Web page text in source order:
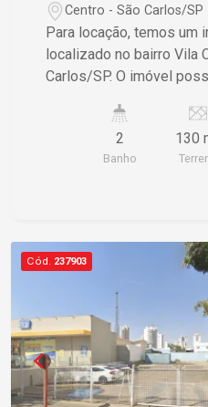
Centro - São Carlos/SP
Para locação, temos um
localizado no bairro Vila
Carlos/SP. O imóvel
você estiver
informações, entre em
2
Banho
130
Cód. 237903